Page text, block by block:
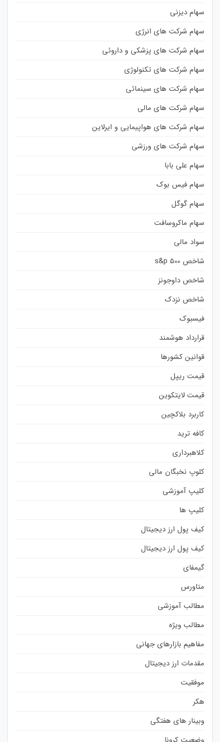
سهام دیزنی
سهام شرکت های انرژی
سهام شرکت های پزشکی و داروئی
سهام شرکت های تکنولوژی
سهام شرکت های سینمائی
سهام شرکت های مالی
سهام شرکت های هواپیمایی و ایرلاین
سهام شرکت های ورزشی
سهام علی بابا
سهام فیس بوک
سهام گوگل
سهام ماکروسافت
سواد مالی
شاخص s&p 500
شاخص داوجونز
شاخص نزدک
فیسبوک
قرارداد هوشمند
قوانین کشورها
قیمت ریپل
قیمت لایتکوین
کاربرد بلاکچین
کافه ترید
کلاهبرداری
کلوپ نخبگان مالی
کلیپ آموزشی
کلیپ ها
کیف پول ارز دیجیتال
کیف پول ارز دیجیتال
گیمفای
متاورس
مطالب آموزشی
مطالب ویژه
مفاهیم بازارهای جهانی
مقدمات ارز دیجیتال
موفقیت
هکر
وبینار های هفتگی